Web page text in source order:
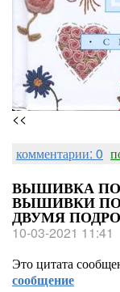
<<
комментарии: 0
ВЫШИВКА ПО
ВЫШИВКИ
ДВУМЯ
10-03-2021 11:41
Это цитата
сообщение